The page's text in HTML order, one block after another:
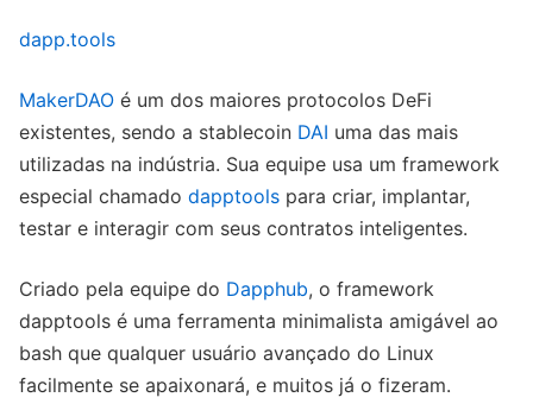
dapp.tools
MakerDAO é um dos maiores protocolos DeFi
existentes, sendo a stablecoin DAI uma das mais
utilizadas na indústria. Sua equipe usa um framework
especial chamado dapptools para criar, implantar,
testar e interagir com seus contratos inteligentes.
Criado pela equipe do Dapphub, o framework
dapptools é uma ferramenta minimalista amigável ao
bash que qualquer usuário avançado do Linux
facilmente se apaixonará, e muitos já o fizeram.